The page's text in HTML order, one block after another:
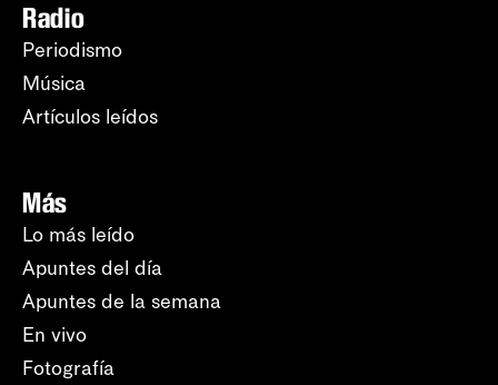
Radio
Periodismo
Música
Artículos leídos
Más
Lo más leído
Apuntes del día
Apuntes de la semana
En vivo
Fotografía